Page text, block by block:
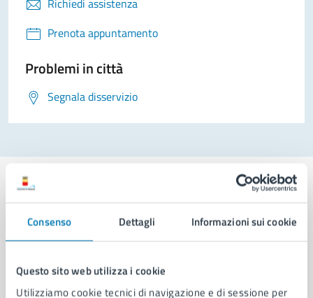
Consenso Dettagli Informazioni sui cookie
Questo sito web utilizza i cookie
Utilizziamo cookie tecnici di navigazione e di sessione per
Richiedi assistenza
Prenota appuntamento
Problemi in città
Segnala disservizio
Comune di Napoli
AMMINISTRAZIONE